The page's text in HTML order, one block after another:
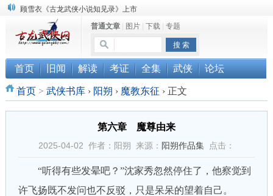
“武侠书库”查缺补漏活动圆满结束
《古龙小说原貌探究》修订版已上市
顾雪衣《古龙武侠小说知见录》上市
普通文章| 图片| 下载| 专题
首页 旧闻 解读 考证 全集 武侠 论坛
首页> 武侠书库 › 阳朔 › 魔教东征 ›正文
第六章 魔尊由来
2025-04-02 作者：阳朔 来源： 阳朔作品集点击：
“听得有些发晕吧？”沈家秀忽然停住了，他察觉到
许飞扬既不发问也不反驳，只是呆呆的望着自己。